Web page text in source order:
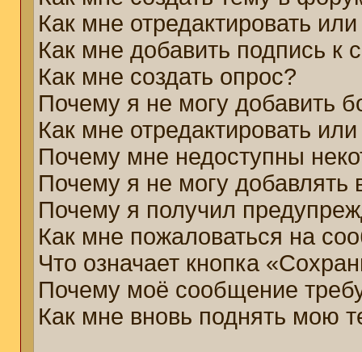
Как мне отредактировать
Как мне добавить подпись
Как мне создать опрос?
Почему я не могу добавить
Как мне отредактировать
Почему мне недоступны
Почему я не могу добавлять
Почему я получил
Как мне пожаловаться на
Что означает кнопка
Почему моё сообщение
Как мне вновь поднять мою